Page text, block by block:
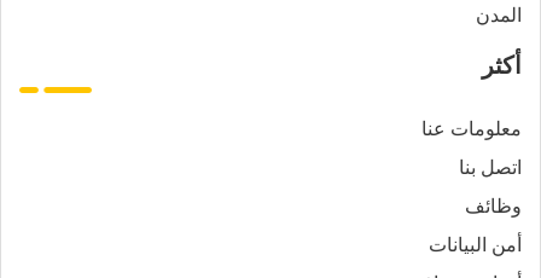
المدن
أكثر
معلومات عنا
اتصل بنا
وظائف
أمن البيانات